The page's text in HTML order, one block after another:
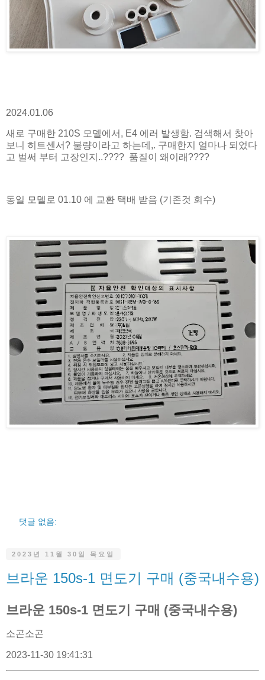
2024.01.06
새로 구매한 210S 모델에서, E4 에러 발생함. 검색해서 찾아
보니 히트센서? 불량이라고 하는데,. 구매한지 얼마나 되었다
고 벌써 부터 고장인지..???? 품질이 왜이래????
동일 모델로 01.10 에 교환 택배 받음 (기존것 회수)
댓글 없음:
2023년 11월 30일 목요일
브라운 150s-1 면도기 구매 (중국내수용)
브라운 150s-1 면도기 구매 (중국내수용)
소곤소곤
2023-11-30 19:41:31